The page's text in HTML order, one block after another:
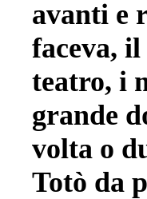
avanti e
faceva,
teatro, i
grande
volta o
Totò da